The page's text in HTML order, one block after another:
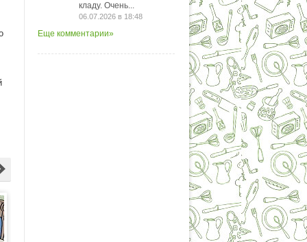
кладу. Очень...
06.07.2026 в 18:48
Еще комментарии»